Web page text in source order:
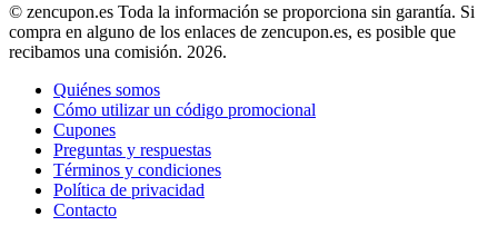
© zencupon.es Toda la información se proporciona sin garantía. Si
compra en alguno de los enlaces de zencupon.es, es posible que
recibamos una comisión. 2026.
Quiénes somos
Cómo utilizar un código promocional
Cupones
Preguntas y respuestas
Términos y condiciones
Política de privacidad
Contacto